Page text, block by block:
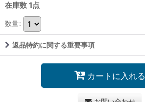
在庫数 1点
数量:
返品特約に関する重要事項
カートに入れる